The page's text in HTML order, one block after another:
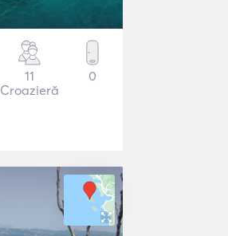
11
Croazieră
0